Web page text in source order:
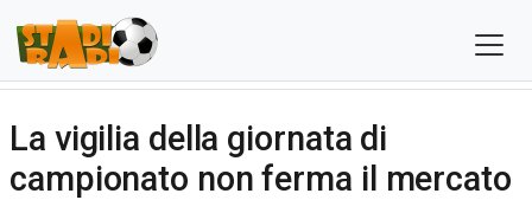
La vigilia della giornata di
campionato non ferma il mercato